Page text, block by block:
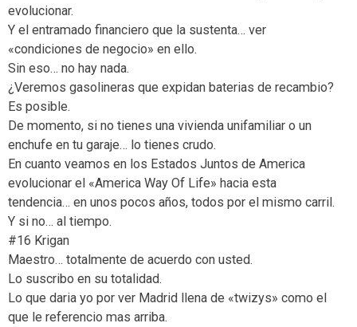
evolucionar.
Y el entramado financiero que la sustenta… ver
«condiciones de negocio» en ello.
Sin eso… no hay nada.
¿Veremos gasolineras que expidan baterias de recambio?
Es posible.
De momento, si no tienes una vivienda unifamiliar o un
enchufe en tu garaje… lo tienes crudo.
En cuanto veamos en los Estados Juntos de America
evolucionar el «America Way Of Life» hacia esta
tendencia… en unos pocos años, todos por el mismo carril.
Y si no… al tiempo.
#16 Krigan
Maestro… totalmente de acuerdo con usted.
Lo suscribo en su totalidad.
Lo que daria yo por ver Madrid llena de «twizys» como el
que le referencio mas arriba.